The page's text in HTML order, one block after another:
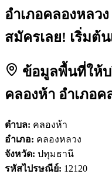
อำเภอคลองหลว
สมัครเลย! เริ่มต้
ข้อมูลพื้นที่ให้
คลองห้า อำเภอค
ตำบล: คลองห้า
อำเภอ: คลองหลวง
จังหวัด: ปทุมธานี
รหัสไปรษณีย์: 12120